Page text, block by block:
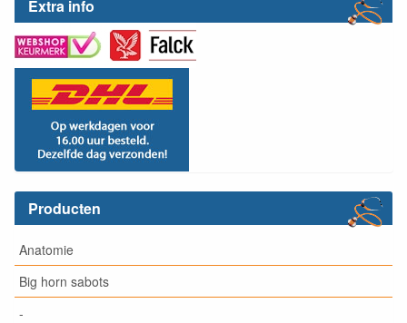
Extra info
Producten
Anatomie
Big horn sabots
-